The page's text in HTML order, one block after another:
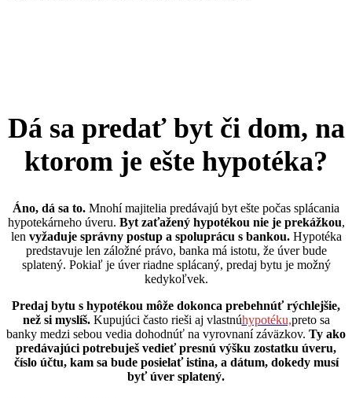
Dá sa predať byt či dom, na
ktorom je ešte hypotéka?
Áno, dá sa to. Mnohí majitelia predávajú byt ešte počas splácania
hypotekárneho úveru. Byt zaťažený hypotékou nie je prekážkou,
len vyžaduje správny postup a spoluprácu s bankou. Hypotéka
predstavuje len záložné právo, banka má istotu, že úver bude
splatený. Pokiaľ je úver riadne splácaný, predaj bytu je možný
kedykoľvek.
Predaj bytu s hypotékou môže dokonca prebehnúť rýchlejšie,
než si myslíš.Kupujúci často rieši aj vlastnúhypotéku,preto sa
banky medzi sebou vedia dohodnúť na vyrovnaní záväzkov. Ty ako
predávajúci potrebuješ vedieť presnú výšku zostatku úveru,
číslo účtu, kam sa bude posielať istina, a dátum, dokedy musí
byť úver splatený.